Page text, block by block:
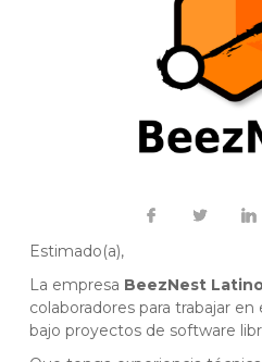
Estimado(a),
La empresa BeezNest
colaboradores para trabajar
bajo proyectos de software